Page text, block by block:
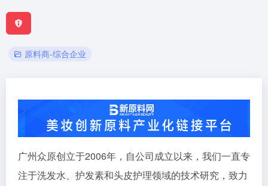
原料商-综合企业
广州众原创立于2006年，自公司成立以来，我们一直专
注于洗发水、护发素和头皮护理领域的技术研究，致力